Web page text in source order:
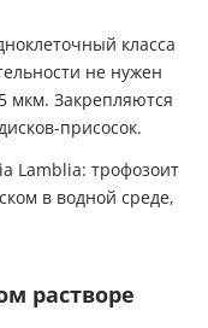
класса
не нужен
мкм. Закрепляются
присосок.
растворе